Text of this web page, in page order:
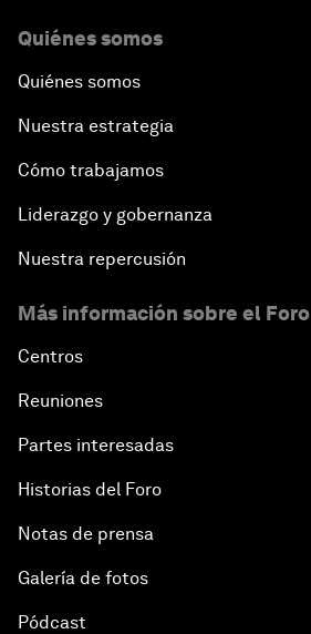
Quiénes somos
Quiénes somos
Nuestra estrategia
Cómo trabajamos
Liderazgo y gobernanza
Nuestra repercusión
Más información sobre el Foro
Centros
Reuniones
Partes interesadas
Historias del Foro
Notas de prensa
Galería de fotos
Pódcast